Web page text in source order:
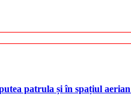
patrula și în spațiul